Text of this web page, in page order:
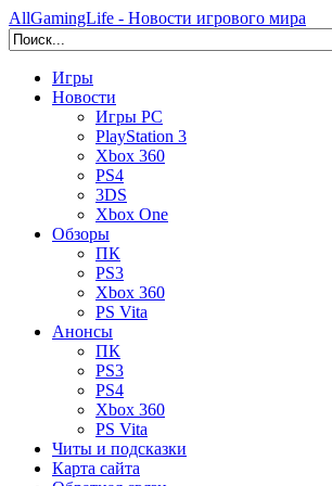
AllGamingLife - Новости игрового мира
Игры
Новости
Игры PC
PlayStation 3
Xbox 360
PS4
3DS
Xbox One
Обзоры
ПК
PS3
Xbox 360
PS Vita
Анонсы
ПК
PS3
PS4
Xbox 360
PS Vita
Читы и подсказки
Карта сайта